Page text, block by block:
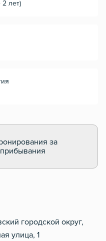
лет)
за
городской округ,
улица, 1